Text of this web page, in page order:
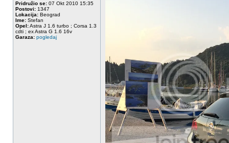
Pridružio se: 07 Okt 2010 15:35
Postovi: 1347
Lokacija: Beograd
Ime: Stefan
Opel:Astra J 1.6 turbo ; Corsa 1.3
cdti ; ex Astra G 1.6 16v
Garaza: pogledaj